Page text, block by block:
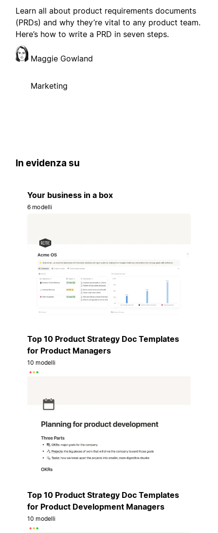
Learn all about product requirements documents
(PRDs) and why they’re vital to any product team.
Here’s how to write a PRD in seven steps.
Maggie Gowland
Marketing
In evidenza su
Your business in a box
6 modelli
Top 10 Product Strategy Doc Templates
for Product Managers
10 modelli
Top 10 Product Strategy Doc Templates
for Product Development Managers
10 modelli